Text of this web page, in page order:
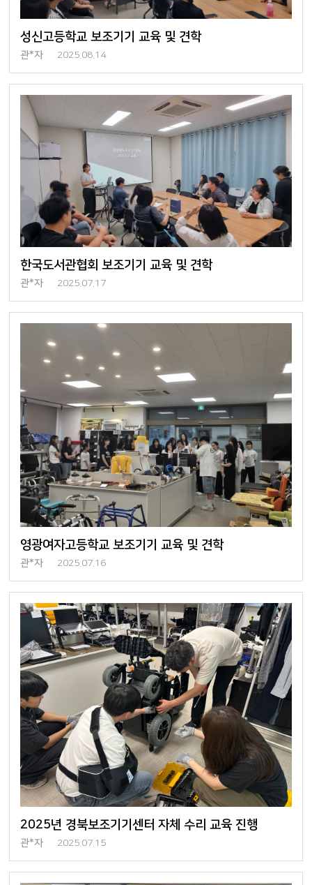
성신고등학교 보조기기 교육 및 견학
관*자 2025.08.14
한국도서관협회 보조기기 교육 및 견학
관*자 2025.07.17
영광여자고등학교 보조기기 교육 및 견학
관*자 2025.07.16
2025년 경북보조기기센터 자체 수리 교육 진행
관*자 2025.07.15